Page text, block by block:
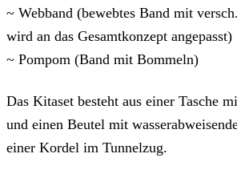
~ Webband (bewebtes Band mit
wird an das Gesamtkonzept angepasst)
~ Pompom (Band mit Bommeln)
Das Kitaset besteht aus einer Tasche
und einen Beutel mit
einer Kordel im Tunnelzug.